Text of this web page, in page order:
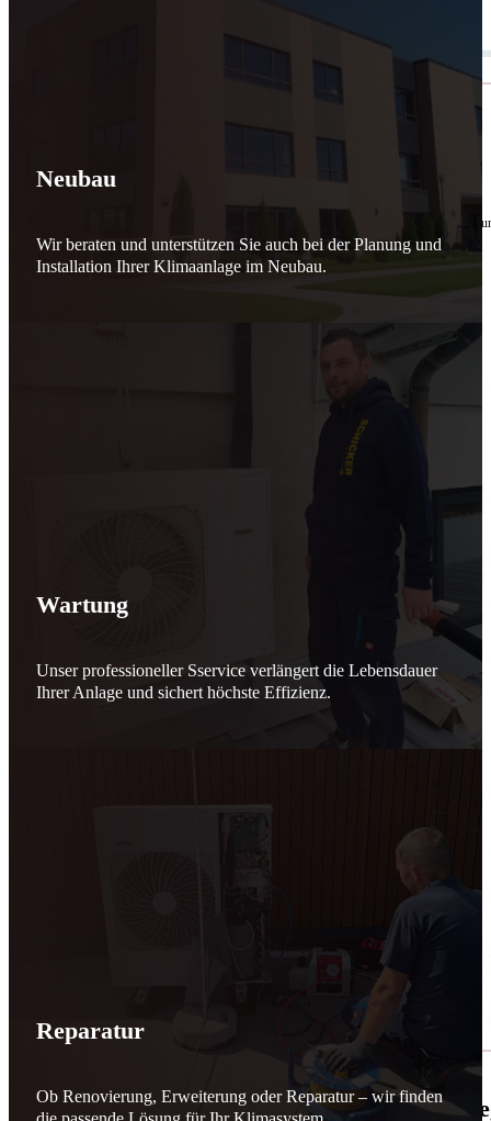
10. Februar 2026
für Sicherheit, Vertrauen
Effizient arbeiten. Ressourcen schonen. Zukunft sichern.
Nicht als Pflicht, sondern aus Überzeugung.
🌬️☀️ Mehr erneuerbare Energie für
Neubau
Wir beraten und unterstützen Sie auch bei der Planung und
Installation Ihrer Klimaanlage im Neubau.
Wartung
Unser professioneller Sservice verlängert die Lebensdauer
Ihrer Anlage und sichert höchste Effizienz.
Reparatur
Ob Renovierung, Erweiterung oder Reparatur – wir finden